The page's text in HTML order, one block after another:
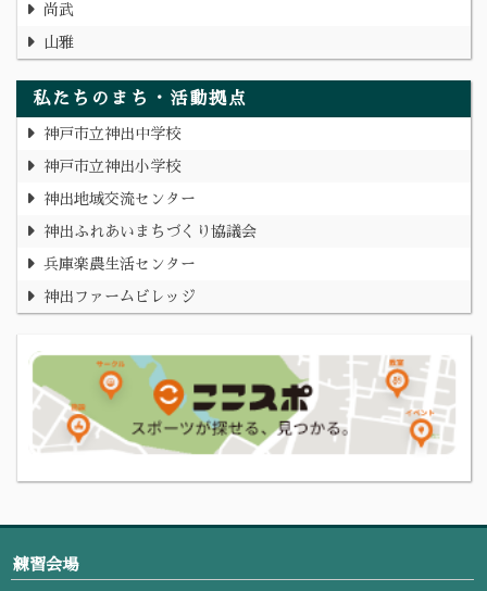
尚武
山雅
私たちのまち・活動拠点
神戸市立神出中学校
神戸市立神出小学校
神出地域交流センター
神出ふれあいまちづくり協議会
兵庫楽農生活センター
神出ファームビレッジ
練習会場